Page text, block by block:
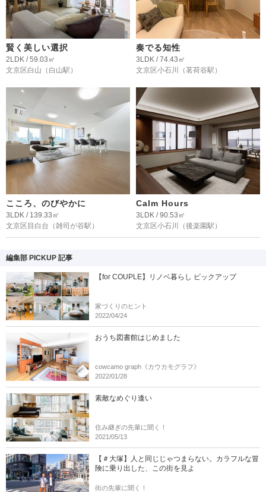
賢く美しい選択
2LDK / 59.03㎡
文京区白山 （白山駅）
奏でる知性
3LDK / 74.43㎡
文京区小石川
（茗荷谷駅）
こころ、のびやかに
3LDK / 139.33㎡
文京区目白台 （雑司が谷駅）
Calm Hours
3LDK / 90.53㎡
文京区小石川
（後楽園駅）
編集部 PICKUP 記事
【for COUPLE】リノベ暮らし ピックアップ
家づくりのヒント
2022/04/24
おうち図書館はじめました
cowcamo graph《カウカモグラフ》
2022/01/28
素敵なめぐり逢い
住み継ぎの先輩に聞く！
2021/05/13
【＃大塚】人と同じじゃつまらない。カラフルな冒
険に乗り出した、この街を見よ
街の先輩に聞く！